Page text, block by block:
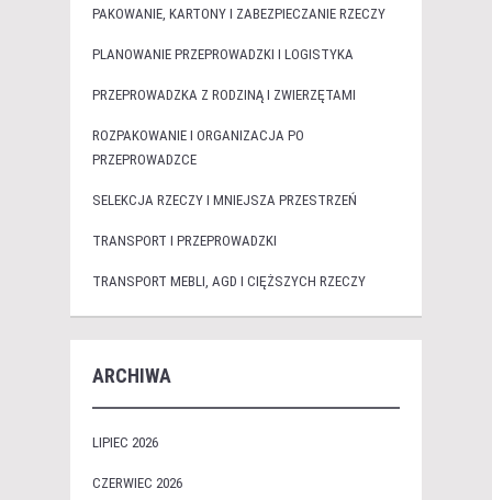
PAKOWANIE, KARTONY I ZABEZPIECZANIE RZECZY
PLANOWANIE PRZEPROWADZKI I LOGISTYKA
PRZEPROWADZKA Z RODZINĄ I ZWIERZĘTAMI
ROZPAKOWANIE I ORGANIZACJA PO
PRZEPROWADZCE
SELEKCJA RZECZY I MNIEJSZA PRZESTRZEŃ
TRANSPORT I PRZEPROWADZKI
TRANSPORT MEBLI, AGD I CIĘŻSZYCH RZECZY
ARCHIWA
LIPIEC 2026
CZERWIEC 2026